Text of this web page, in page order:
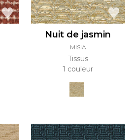
Nuit de jasmin
MISIA
Tissus
1 couleur